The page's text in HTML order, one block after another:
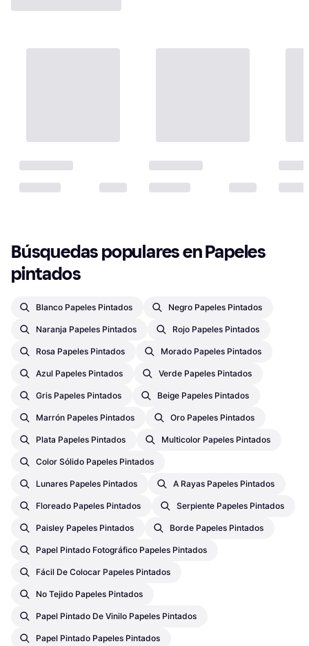
Búsquedas populares en Papeles
pintados
Blanco Papeles Pintados Negro Papeles Pintados
Naranja Papeles Pintados Rojo Papeles Pintados
Rosa Papeles Pintados Morado Papeles Pintados
Azul Papeles Pintados Verde Papeles Pintados
Gris Papeles Pintados Beige Papeles Pintados
Marrón Papeles Pintados Oro Papeles Pintados
Plata Papeles Pintados Multicolor Papeles Pintados
Color Sólido Papeles Pintados
Lunares Papeles Pintados A Rayas Papeles Pintados
Floreado Papeles Pintados Serpiente Papeles Pintados
Paisley Papeles Pintados Borde Papeles Pintados
Papel Pintado Fotográfico Papeles Pintados
Fácil De Colocar Papeles Pintados
No Tejido Papeles Pintados
Papel Pintado De Vinilo Papeles Pintados
Papel Pintado Papeles Pintados